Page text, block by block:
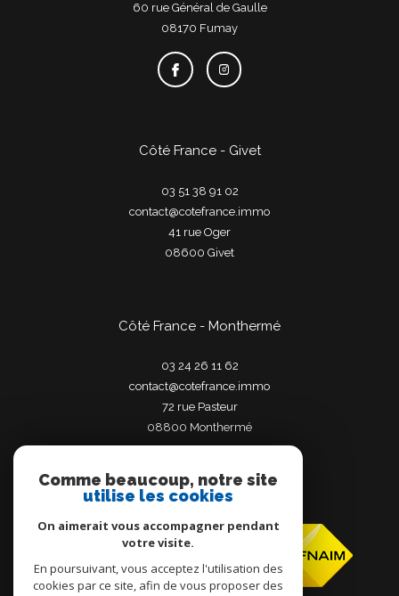
60 rue Général de Gaulle
08170
fumay
Côté France - Givet
03 51 38 91 02
contact@cotefrance.immo
41 rue Oger
08600
givet
Côté France - Monthermé
03 24 26 11 62
contact@cotefrance.immo
72 rue Pasteur
08800
monthermé
Adhérents
Comme beaucoup, notre site
utilise les cookies
On aimerait vous accompagner pendant
votre visite.
En poursuivant, vous acceptez l'utilisation des
cookies par ce site, afin de vous proposer des